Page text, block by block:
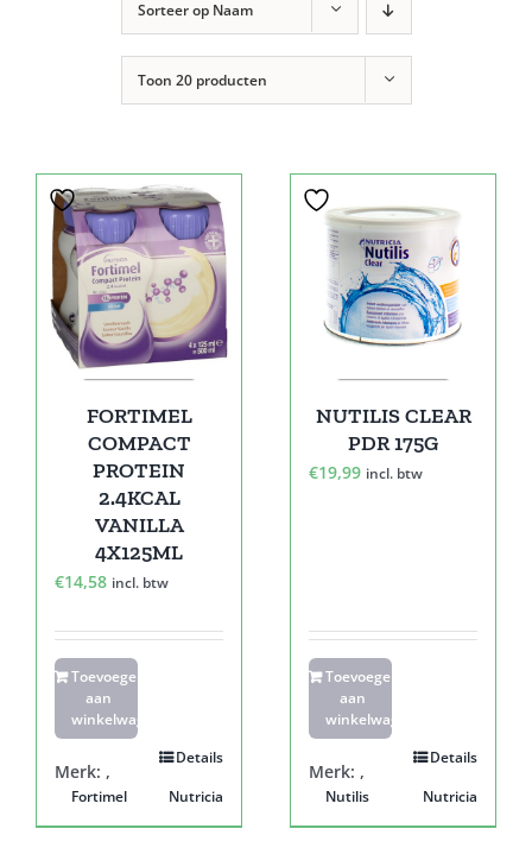
Sorteer op Naam
Toon 20 producten
FORTIMEL
COMPACT
PROTEIN
2.4KCAL
VANILLA
4X125ML
€14,58 incl. btw
Toevoegen
aan
winkelwagen
Details
Merk:
Fortimel
,
Nutricia
NUTILIS CLEAR
PDR 175G
€19,99 incl. btw
Toevoegen
aan
winkelwagen
Details
Merk:
Nutilis
,
Nutricia